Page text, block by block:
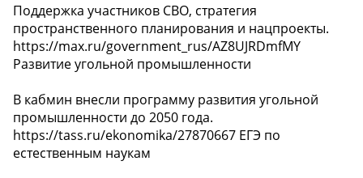
Поддержка участников СВО, стратегия
пространственного планирования и нацпроекты.
https://max.ru/government_rus/AZ8UJRDmfMY
Развитие угольной промышленности
В кабмин внесли программу развития угольной
промышленности до 2050 года.
https://tass.ru/ekonomika/27870667 ЕГЭ по
естественным наукам